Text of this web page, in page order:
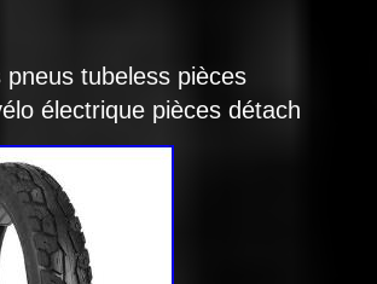
pneus tubeless pièces
électrique pièces détach